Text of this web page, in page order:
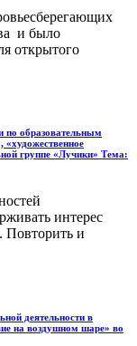
и было
открытого
по образовательным
«художественное
группе «Лучики» Тема:
интерес
Повторить и
деятельности в
на воздушном шаре» во